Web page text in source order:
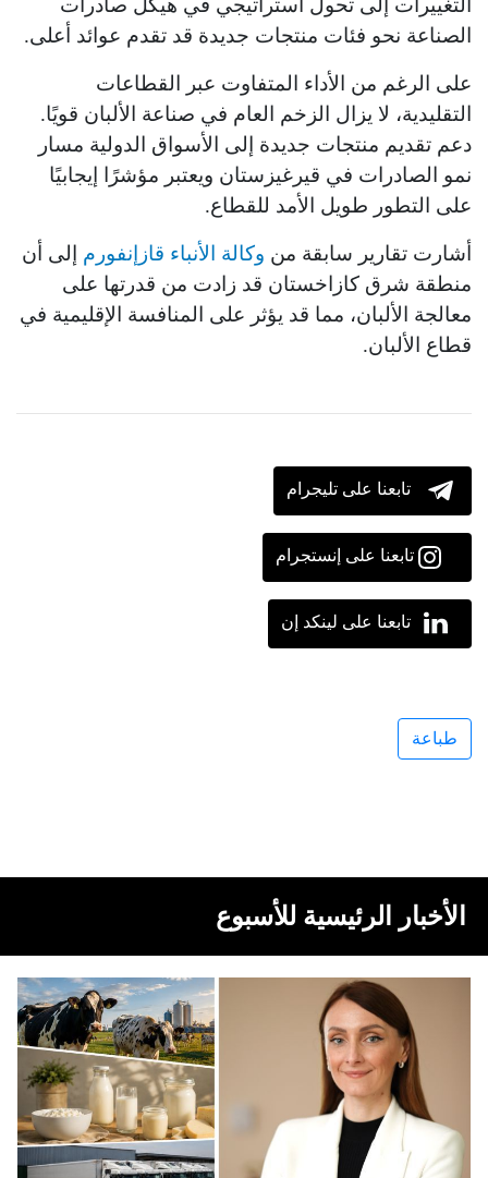
التغييرات إلى تحول استراتيجي في هيكل صادرات
الصناعة نحو فئات منتجات جديدة قد تقدم عوائد أعلى.
على الرغم من الأداء المتفاوت عبر القطاعات
التقليدية، لا يزال الزخم العام في صناعة الألبان قويًا.
دعم تقديم منتجات جديدة إلى الأسواق الدولية مسار
نمو الصادرات في قيرغيزستان ويعتبر مؤشرًا إيجابيًا
على التطور طويل الأمد للقطاع.
أشارت تقارير سابقة من وكالة الأنباء قازإنفورم إلى أن
منطقة شرق كازاخستان قد زادت من قدرتها على
معالجة الألبان، مما قد يؤثر على المنافسة الإقليمية في
قطاع الألبان.
تابعنا على تليجرام
تابعنا على إنستجرام
تابعنا على لينكد إن
طباعة
الأخبار الرئيسية للأسبوع